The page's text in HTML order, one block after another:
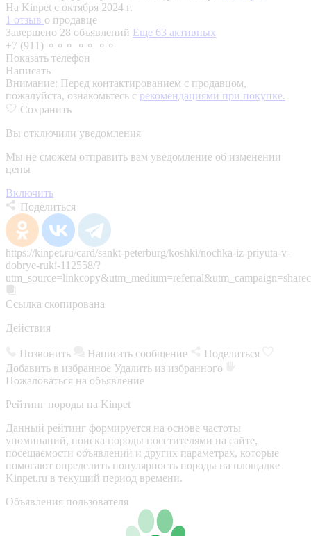
На Kinpet c октября 2024 г.
1 отзыв о продавце
Завершено 28 объявлений Еще 63 активных
+7 (911) ⚬⚬⚬ ⚬⚬ ⚬⚬
Показать телефон
Написать
Внимание: Перед контактированием с продавцом,
пожалуйста, ознакомьтесь с рекомендациями при покупке.
Сохранить
Вы отключили уведомления
Мы не сможем отправить вам уведомление об изменении
цены
Включить
Поделиться
https://kinpet.ru/card/sankt-peterburg/koshki/nochka-iz-priyuta-v-
dobrye-ruki-112558/?
Ссылка скопирована
Действия
Позвонить Написать сообщение
Поделиться
Добавить в избранное Удалить из избранного
Пожаловаться на объявление
Рейтинг породы на Kinpet
Данный рейтинг формируется на основе частоты
упоминаний, поиска породы посетителями на сайте,
посещаемости объявлений и других параметрах, которые
помогают определить популярность породы на площадке
Kinpet.ru в текущий период времени.
Объявления пользователя